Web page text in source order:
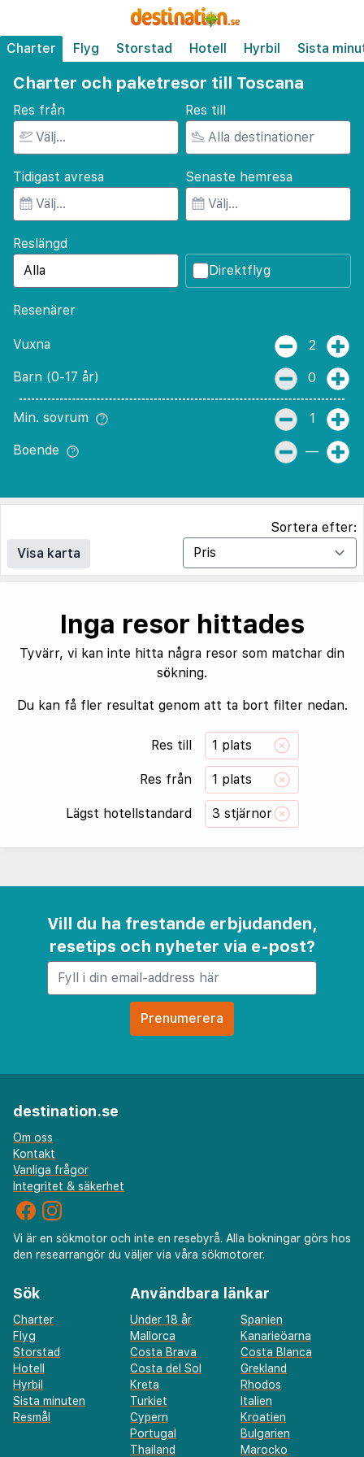
Charter Flyg Storstad Hotell Hyrbil Sista
Charter och paketresor till Toscana
Res från Res till
Tidigast avresa Senaste hemresa
Reslängd
Direktflyg
Resenärer
Vuxna 2
Barn (0-17 år) 0
Min. sovrum 1
Boende —
Visa karta
Sortera efter:
Inga resor hittades
Tyvärr, vi kan inte hitta några resor som matchar din
sökning.
Du kan få fler resultat genom att ta bort filter nedan.
Res till 1 plats
Res från 1 plats
Lägst hotellstandard 3 stjärnor
Vill du ha frestande erbjudanden,
resetips och nyheter via e-post?
destination.se
Om oss
Kontakt
Vanliga frågor
Integritet & säkerhet
Vi är en sökmotor och inte en resebyrå. Alla bokningar görs hos
den researrangör du väljer via våra sökmotorer.
Sök
Charter
Flyg
Storstad
Hotell
Hyrbil
Sista minuten
Resmål
Användbara länkar
Under 18 år
Spanien
Mallorca
Kanarieöarna
Costa Brava
Costa Blanca
Costa del Sol
Grekland
Kreta
Rhodos
Turkiet
Italien
Cypern
Kroatien
Portugal
Bulgarien
Thailand
Marocko